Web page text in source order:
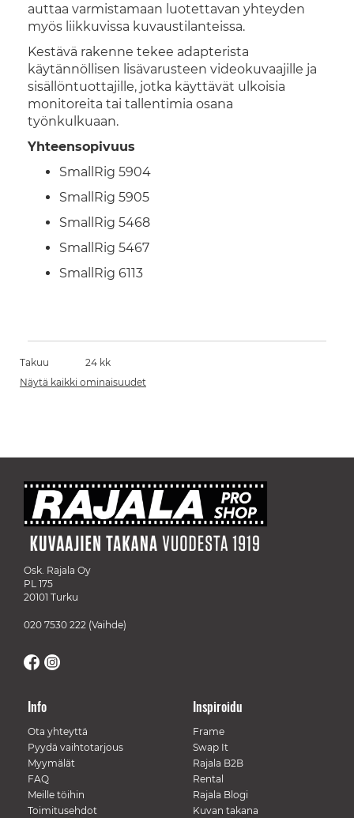
auttaa varmistamaan luotettavan yhteyden
myös liikkuvissa kuvaustilanteissa.
Kestävä rakenne tekee adapterista
käytännöllisen lisävarusteen videokuvaajille ja
sisällöntuottajille, jotka käyttävät ulkoisia
monitoreita tai tallentimia osana
työnkulkuaan.
Yhteensopivuus
SmallRig 5904
SmallRig 5905
SmallRig 5468
SmallRig 5467
SmallRig 6113
Takuu
24 kk
Näytä kaikki ominaisuudet
Osk. Rajala Oy
PL 175
20101 Turku
020 7530 222 (Vaihde)
Info
Ota yhteyttä
Pyydä vaihtotarjous
Myymälät
FAQ
Meille töihin
Toimitusehdot
Inspiroidu
Frame
Swap It
Rajala B2B
Rental
Rajala Blogi
Kuvan takana